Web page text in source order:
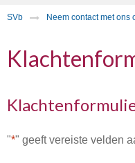
SVb Neem contact met ons
"*" geeft vereiste velden